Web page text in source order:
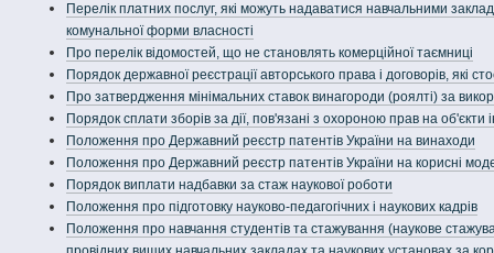
Перелік платних послуг, які можуть надаватися навчальними
комунальної форми власності
Про перелік відомостей, що не становлять комерційної таємниці
Порядок державної реєстрації авторського права і договорів, які
Про затвердження мінімальних ставок винагороди (роялті) за
Порядок сплати зборів за дії, пов'язані з охороною прав на об'єкти
Положення про Державний реєстр патентів України на винаходи
Положення про Державний реєстр патентів України на корисні
Порядок виплати надбавки за стаж наукової роботи
Положення про підготовку науково-педагогічних і наукових кадрів
Положення про навчання студентів та стажування (наукове